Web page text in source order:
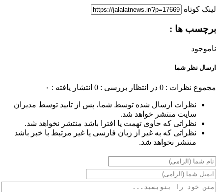
لینک کوتاه
برچسب ها :
ناموجود
ارسال نظر شما
مجموع نظرات : 0 در انتظار بررسی : 0 انتشار یافته : ۰
نظرات ارسال شده توسط شما، پس از تایید توسط مدیران
سایت منتشر خواهد شد.
نظراتی که حاوی تهمت یا افترا باشد منتشر نخواهد شد.
نظراتی که به غیر از زبان فارسی یا غیر مرتبط با خبر باشد
منتشر نخواهد شد.